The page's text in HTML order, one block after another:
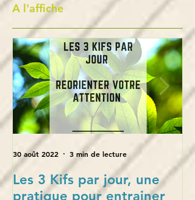
A l'affiche
Les 3 Kifs par jour, une
pratique pour entrainer
30 août 2022 3 min de lecture